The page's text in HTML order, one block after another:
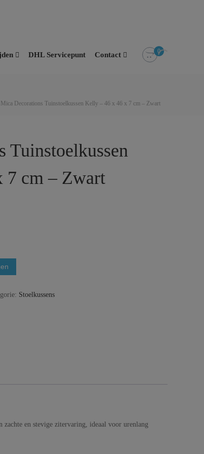
DHL Servicepunt Contact 0
Mica Decorations Tuinstoelkussen Kelly – 46 x 46 x 7 cm – Zwart
Tuinstoelkussen
7 cm – Zwart
Stoelkussens
en stevige zitervaring, ideaal voor urenlang